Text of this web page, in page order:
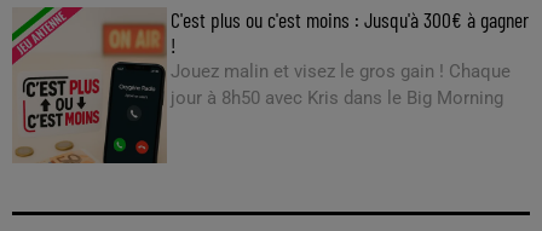
C'est plus ou c'est moins : Jusqu'à 300€ à gagner
!
Jouez malin et visez le gros gain ! Chaque
jour à 8h50 avec Kris dans le Big Morning